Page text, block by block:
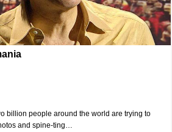
billion people around the world are trying to
and spine-ting…